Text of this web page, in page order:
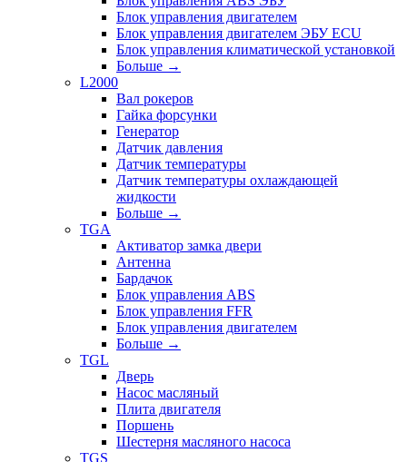
Блок управления двигателем
Блок управления двигателем ЭБУ ECU
Блок управления климатической установкой
Больше →
L2000
Вал рокеров
Гайка форсунки
Генератор
Датчик давления
Датчик температуры
Датчик температуры охлаждающей
жидкости
Больше →
TGA
Активатор замка двери
Антенна
Бардачок
Блок управления ABS
Блок управления FFR
Блок управления двигателем
Больше →
TGL
Дверь
Насос масляный
Плита двигателя
Поршень
Шестерня масляного насоса
TGS